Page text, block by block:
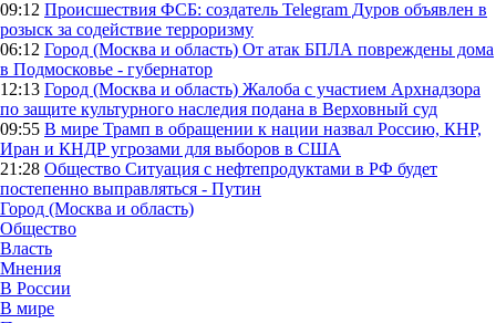
09:12 Происшествия ФСБ: создатель Telegram Дуров объявлен в
розыск за содействие терроризму
06:12 Город (Москва и область) От атак БПЛА повреждены дома
в Подмосковье - губернатор
12:13 Город (Москва и область) Жалоба с участием Архнадзора
по защите культурного наследия подана в Верховный суд
09:55 В мире Трамп в обращении к нации назвал Россию, КНР,
Иран и КНДР угрозами для выборов в США
21:28 Общество Ситуация с нефтепродуктами в РФ будет
постепенно выправляться - Путин
Город (Москва и область)
Общество
Власть
Мнения
В России
В мире